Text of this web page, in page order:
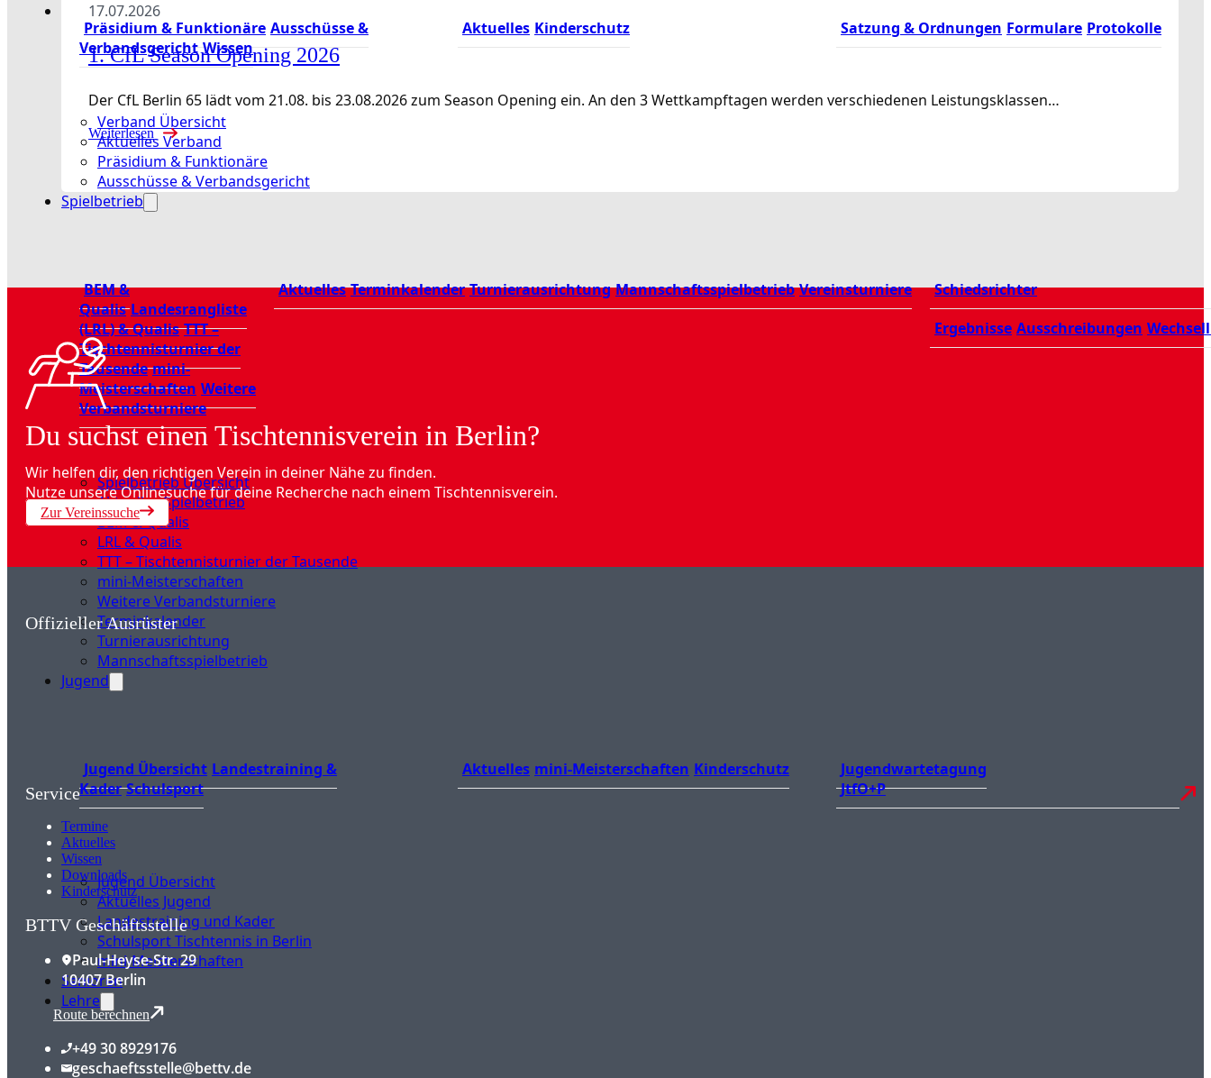
Präsidium & Funktionäre Ausschüsse &
Verbandsgericht Wissen
Aktuelles Kinderschutz Satzung & Ordnungen Formulare Protokolle
Verband Übersicht
Aktuelles Verband
Präsidium & Funktionäre
Ausschüsse & Verbandsgericht
Spielbetrieb
BEM &
Qualis Landesrangliste
(LRL) & Qualis TTT –
Tischtennisturnier der
Tausende mini-
Meisterschaften Weitere
Verbandsturniere
Aktuelles Terminkalender Turnierausrichtung Mannschaftsspielbetrieb Vereinsturniere
Schiedsrichter
Ergebnisse Ausschreibungen
Spielbetrieb Übersicht
Aktuelles Spielbetrieb
BEM & Qualis
LRL & Qualis
TTT – Tischtennisturnier der Tausende
mini-Meisterschaften
Weitere Verbandsturniere
Terminkalender
Turnierausrichtung
Mannschaftsspielbetrieb
Jugend
Jugend Übersicht Landestraining &
Kader Schulsport
Aktuelles mini-Meisterschaften Kinderschutz
Jugendwartetagung
JtfO+P
Jugend Übersicht
Aktuelles Jugend
Landestraining und Kader
Schulsport Tischtennis in Berlin
mini-Meisterschaften
Senioren
Lehre
17.07.2026
1. CfL Season Opening 2026
Der CfL Berlin 65 lädt vom 21.08. bis 23.08.2026 zum Season Opening ein. An den 3 Wettkampftagen werden verschiedenen Leistungsklassen…
Weiterlesen
Du suchst einen Tischtennisverein in Berlin?
Wir helfen dir, den richtigen Verein in deiner Nähe zu finden.
Nutze unsere Onlinesuche für deine Recherche nach einem Tischtennisverein.
Zur Vereinssuche
Offizieller Ausrüster
Service
Termine
Aktuelles
Wissen
Downloads
Kinderschutz
BTTV Geschäftsstelle
Paul-Heyse-Str. 29
10407 Berlin
Route berechnen
+49 30 8929176
geschaeftsstelle@bettv.de